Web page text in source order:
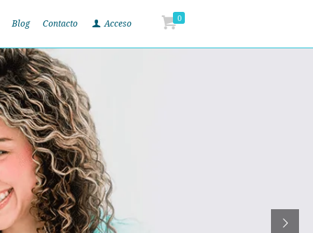
Blog Contacto Acceso 0